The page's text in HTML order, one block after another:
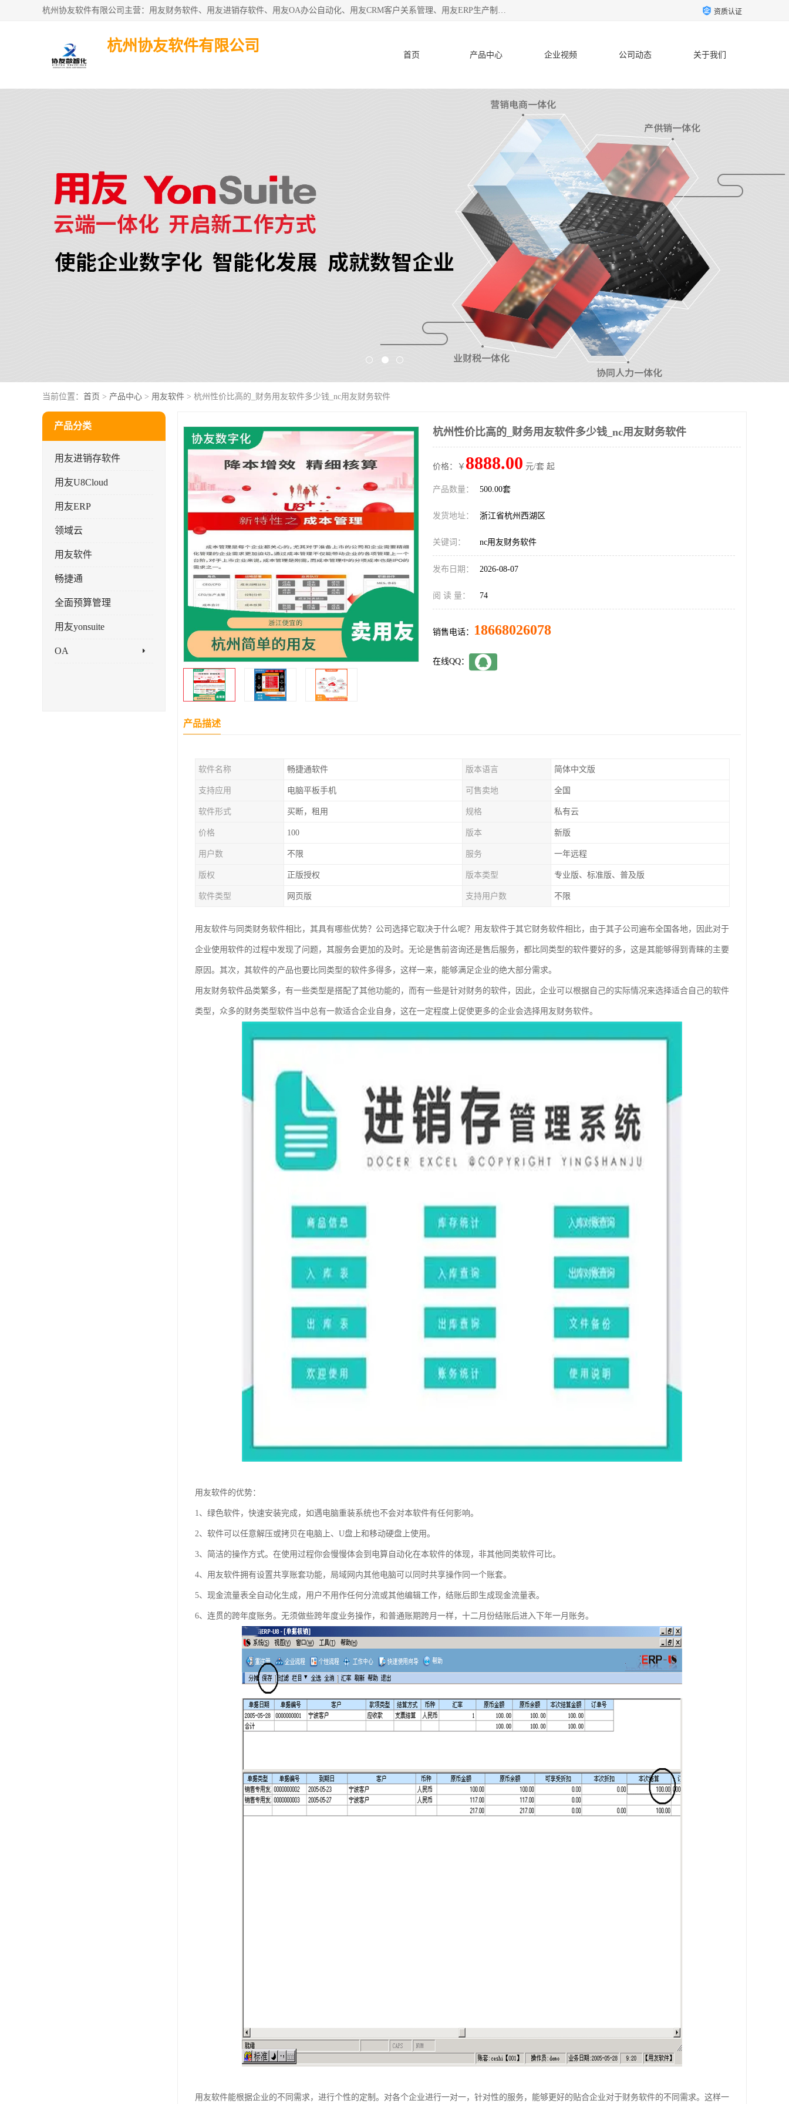
杭州协友软件有限公司主营：用友财务软件、用友进销存软件、用友OA办公自动化、用友CRM客户关系管理、用友ERP生产制造管理等;是一家用友管理软件咨询服务商。自创立至今，一直致力于为客户提供顾问式ERP管理解决方案务，为企业提供了财务管理、供应链和物流管理、生产制造管理、管理、知识与协同管理、客户关系管理等信息化建设领域的应用。 资质认证
杭州协友软件有限公司
首页 产品中心 企业视频 公司动态 关于我们
当前位置： 首页 > 产品中心 > 用友软件 > 杭州性价比高的_财务用友软件多少钱_nc用友财务软件
产品分类
用友进销存软件
用友U8Cloud
用友ERP
领域云
用友软件
畅捷通
全面预算管理
用友yonsuite
OA
杭州性价比高的_财务用友软件多少钱_nc用友财务软件
价格：￥ 8888.00 元/套 起
产品数量： 500.00套
发货地址： 浙江省杭州西湖区
关键词： nc用友财务软件
发布日期： 2026-08-07
阅 读 量： 74
销售电话： 18668026078
在线QQ：
产品描述
软件名称 畅捷通软件 版本语言 简体中文版
支持应用 电脑平板手机 可售卖地 全国
软件形式 买断，租用 规格 私有云
价格 100 版本 新版
用户数 不限 服务 一年远程
版权 正版授权 版本类型 专业版、标准版、普及版
软件类型 网页版 支持用户数 不限
用友软件与同类财务软件相比，其具有哪些优势？公司选择它取决于什么呢？用友软件于其它财务软件相比，由于其子公司遍布全国各地，因此对于
企业使用软件的过程中发现了问题，其服务会更加的及时。无论是售前咨询还是售后服务，都比同类型的软件要好的多，这是其能够得到青睐的主要
原因。其次，其软件的产品也要比同类型的软件多得多，这样一来，能够满足企业的绝大部分需求。
用友财务软件品类繁多，有一些类型是搭配了其他功能的，而有一些是针对财务的软件，因此，企业可以根据自己的实际情况来选择适合自己的软件
类型，众多的财务类型软件当中总有一款适合企业自身，这在一定程度上促使更多的企业会选择用友财务软件。
用友软件的优势：
1、绿色软件，快速安装完成，如遇电脑重装系统也不会对本软件有任何影响。
2、软件可以任意解压或拷贝在电脑上、U盘上和移动硬盘上使用。
3、简洁的操作方式。在使用过程你会慢慢体会到电算自动化在本软件的体现，非其他同类软件可比。
4、用友软件拥有设置共享账套功能，局域网内其他电脑可以同时共享操作同一个账套。
5、现金流量表全自动化生成，用户不用作任何分流或其他编辑工作，结账后即生成现金流量表。
6、连贯的跨年度账务。无须做些跨年度业务操作，和普通账期跨月一样，十二月份结账后进入下年一月账务。
用友软件能根据企业的不同需求，进行个性的定制。对各个企业进行一对一，针对性的服务，能够更好的贴合企业对于财务软件的不同需求。这样一